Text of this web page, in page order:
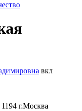
вкл
г.Москва